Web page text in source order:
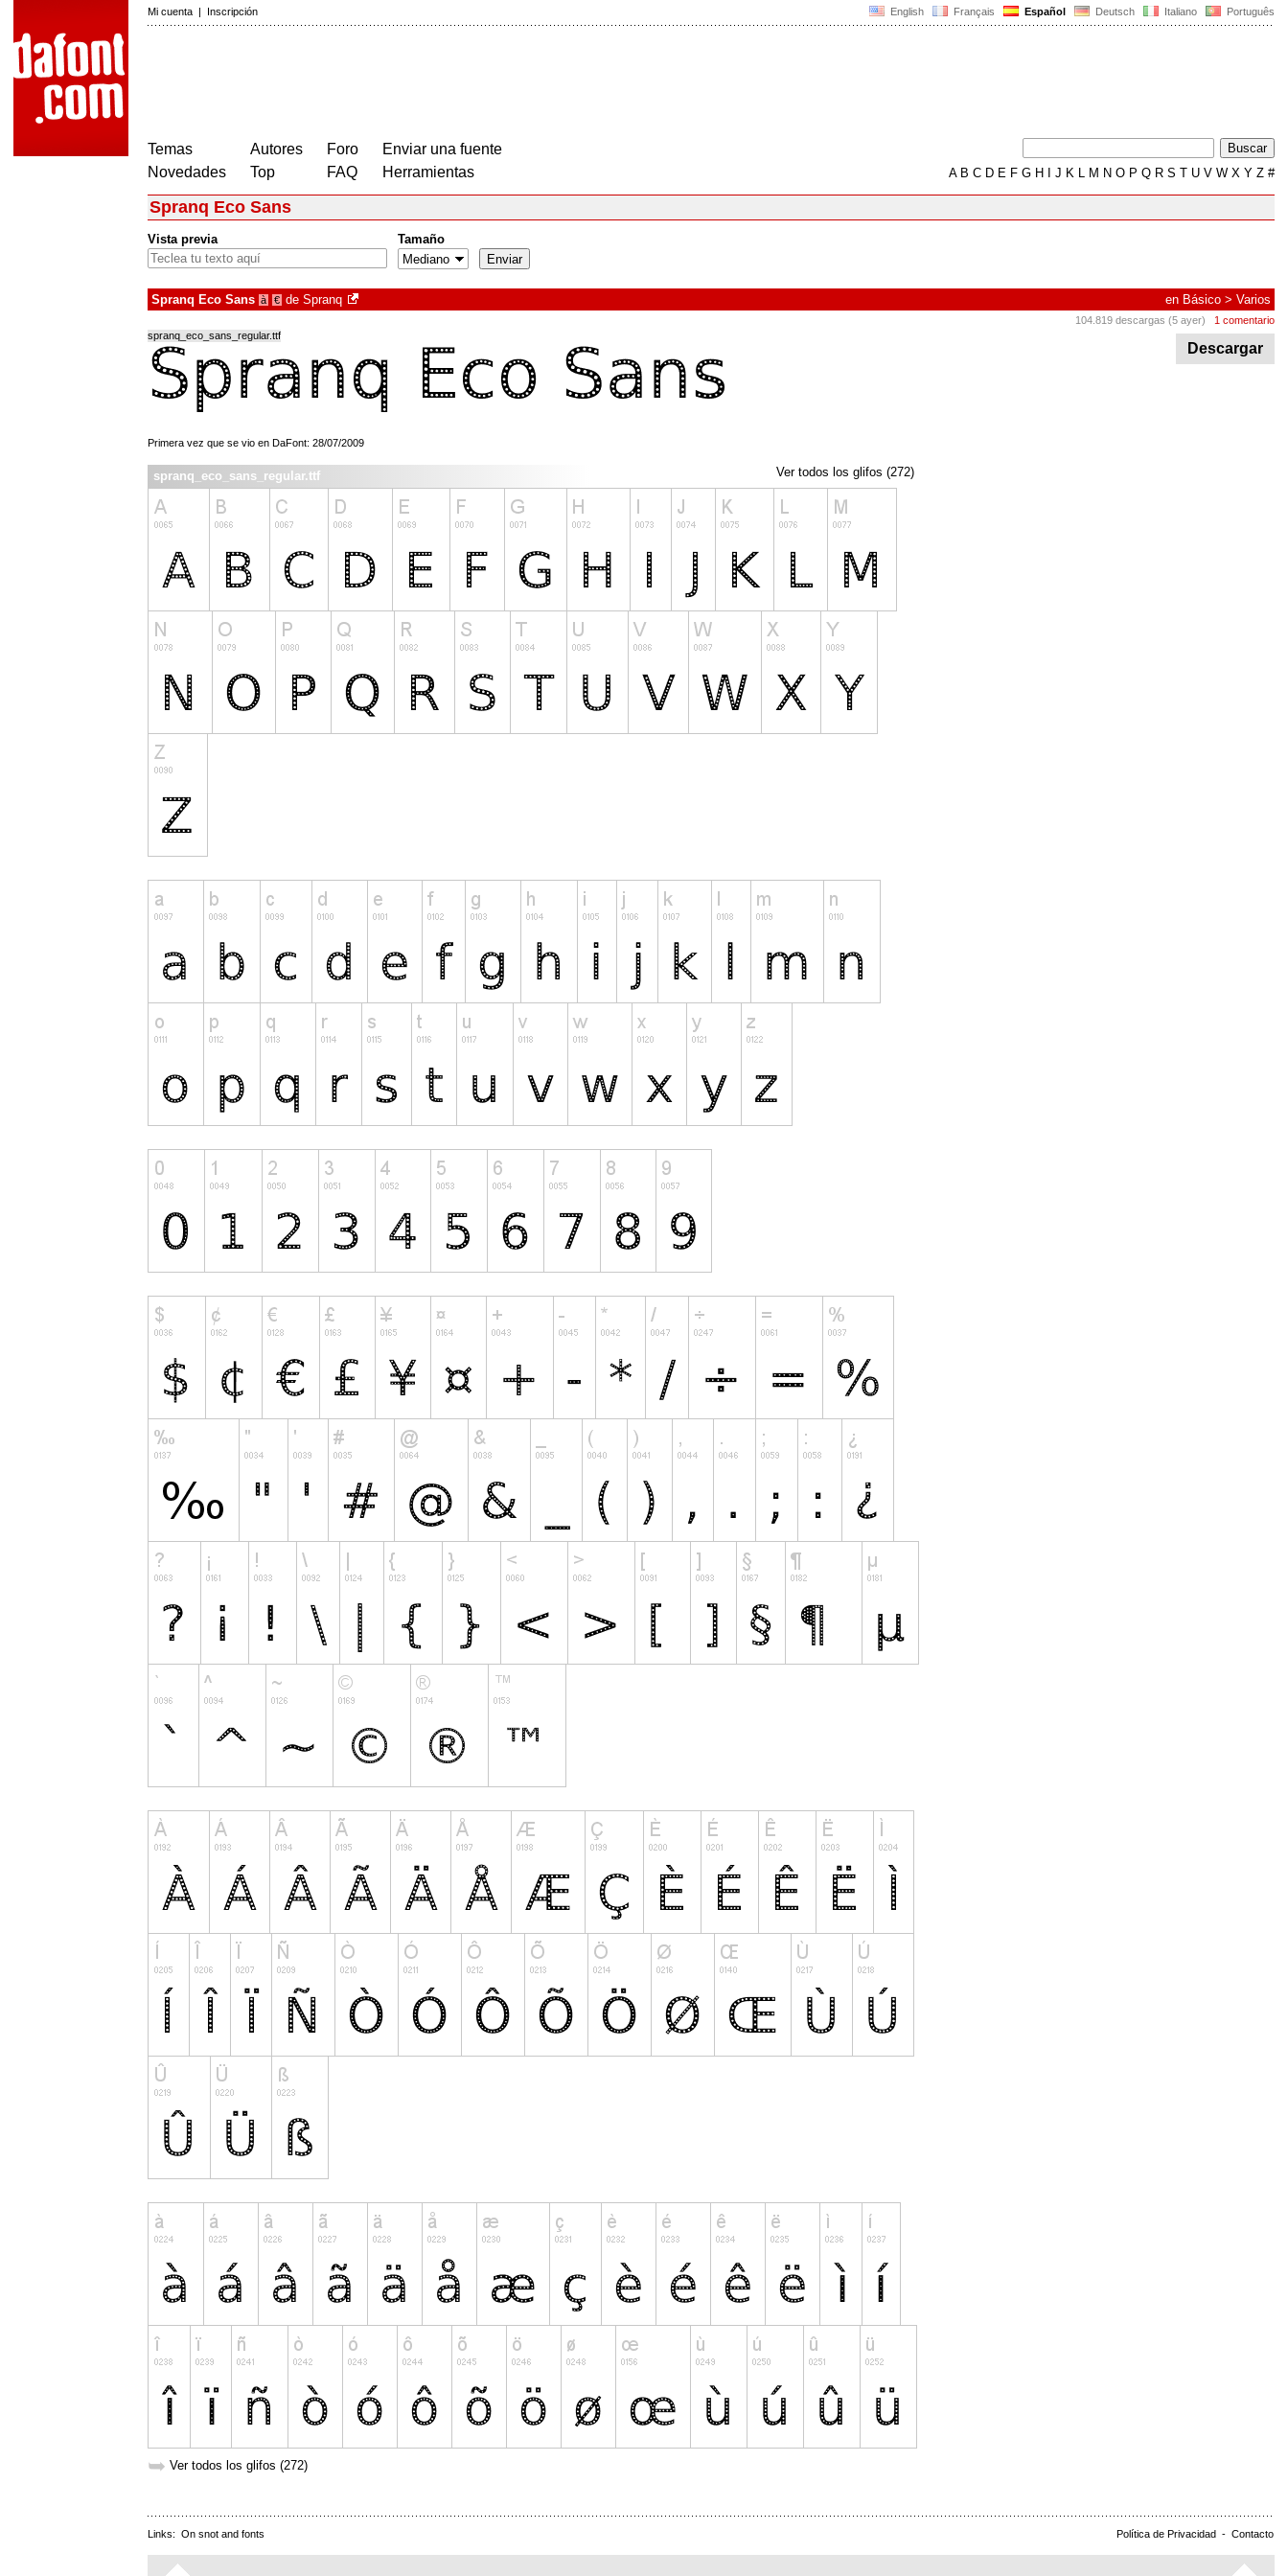
English Français Español Deutsch Italiano Português
Mi cuenta | Inscripción
Temas
Novedades
Autores
Top
Foro
FAQ
Enviar una fuente
Herramientas
AB C D E F G H J K L M N O P Q R S T U V W X Y Z #
Spranq Eco Sans
Vista previa Tamaño
Spranq Eco Sans à € de Spranq en Básico > Varios
104.819 descargas (5 ayer) 1 comentario
Descargar
spranq_eco_sans_regular.ttf
Primera vez que se vio en DaFont: 28/07/2009
Ver todos los glifos (272)
spranq_eco_sans_regular.ttf
➥ Ver todos los glifos (272)
Política de Privacidad - Contacto
Links: On snot and fonts